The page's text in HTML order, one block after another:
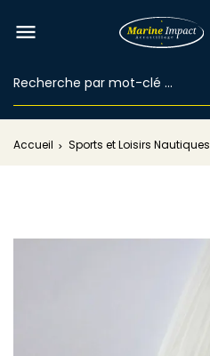

Accueil Sports et Loisirs Nautiques